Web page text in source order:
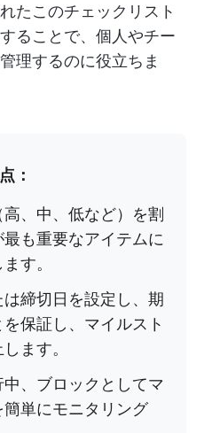
たこのチェックリスト
ることで、個人やチー
理するのに役立ちま
：
、中、低など）を割
も重要なアイテムに
す。
締切日を設定し、期
保証し、マイルスト
ます。
、ブロックとしてマ
単にモニタリング